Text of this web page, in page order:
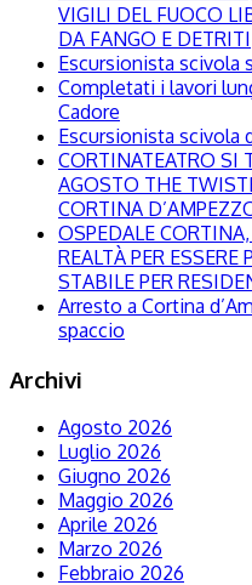
VIGILI DEL FUOCO
DA FANGO E DETRITI
Escursionista scivola
Completati i lavori
Cadore
Escursionista scivola
CORTINATEATRO SI
AGOSTO THE
CORTINA
OSPEDALE
REALTÀ PER
STABILE PER
Arresto a Cortina
spaccio
Archivi
Agosto 2026
Luglio 2026
Giugno 2026
Maggio 2026
Aprile 2026
Marzo 2026
Febbraio 2026